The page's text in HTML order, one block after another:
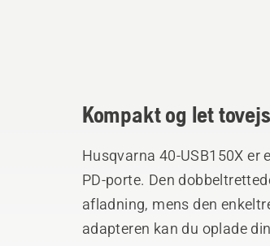
Kompakt og let
Husqvarna 40-USB150X er
PD-porte. Den
afladning, mens den
adapteren kan du oplade